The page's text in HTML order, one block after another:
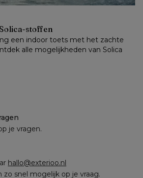
stoffen
een indoor toets met het zachte
alle mogelijkheden van Solica
je vragen.
hallo@exterioo.nl
snel mogelijk op je vraag.